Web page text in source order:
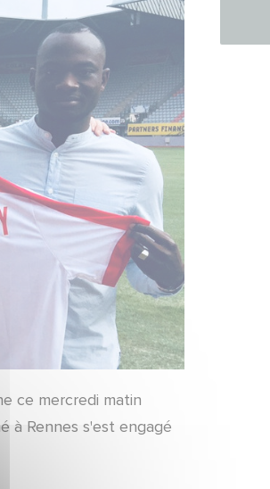
ce mercredi matin
à Rennes s'est engagé